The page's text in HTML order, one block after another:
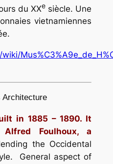
du XXesiècle. Une
vietnamiennes
Architecture
in 1885 – 1890. It
Foulhoux, a
the Occidental
General aspect of